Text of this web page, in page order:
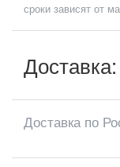
сроки зависят от
Доставка:
Доставка по